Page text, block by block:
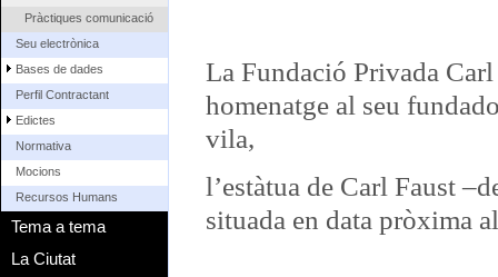
Pràctiques comunicació
Seu electrònica
Bases de dades
Perfil Contractant
Edictes
Normativa
Mocions
Recursos Humans
Tema a tema
La Ciutat
La Fundació Privada
homenatge al seu
vila,
l’estàtua de Carl Faust
situada en data pròxima